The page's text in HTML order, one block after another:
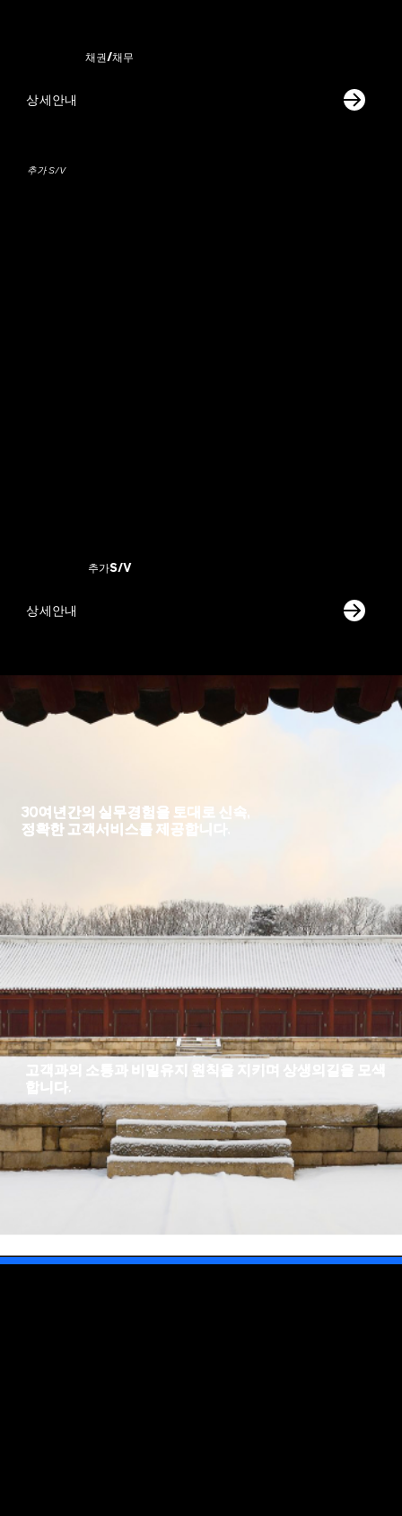
채권/채무
상세안내
추가 S/V
​추가S/V
상세안내
30여년간의 실무경험을 토대로 신속,
정확한 고객서비스를 제공합니다.
고객과의 소통과 비밀유지 원칙을 지키며 상생의길을 모색